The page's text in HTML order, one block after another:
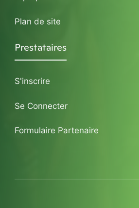
Plan de site
Prestataires
S'inscrire
Se Connecter
Formulaire Partenaire